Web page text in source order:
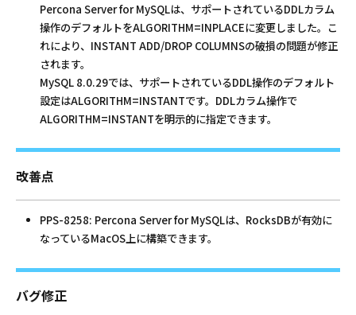
Percona Server for MySQLは、サポートされているDDLカラム
操作のデフォルトをALGORITHM=INPLACEに変更しました。こ
れにより、INSTANT ADD/DROP COLUMNSの破損の問題が修正
されます。
MySQL 8.0.29では、サポートされているDDL操作のデフォルト
設定はALGORITHM=INSTANTです。DDLカラム操作で
ALGORITHM=INSTANTを明示的に指定できます。
改善点
PPS-8258: Percona Server for MySQLは、RocksDBが有効に
なっているMacOS上に構築できます。
バグ修正